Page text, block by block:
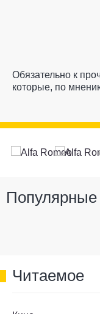
Обязательно к
которые, по
Популярные
Читаемое